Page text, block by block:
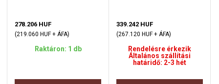
278.206 HUF
(219.060 HUF + ÁFA)
Raktáron: 1 db
339.242 HUF
(267.120 HUF + ÁFA)
Rendelésre érkezik
Általános szállítási
határidő: 2-3 hét